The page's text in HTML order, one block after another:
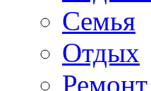
Семья
Отдых
Ремонт